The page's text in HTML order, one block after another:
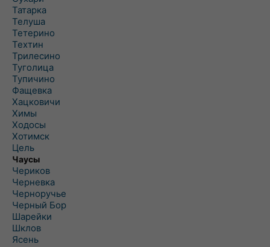
Татарка
Телуша
Тетерино
Техтин
Трилесино
Туголица
Тупичино
Фащевка
Хацковичи
Химы
Ходосы
Хотимск
Цель
Чаусы
Чериков
Черневка
Черноручье
Черный Бор
Шарейки
Шклов
Ясень